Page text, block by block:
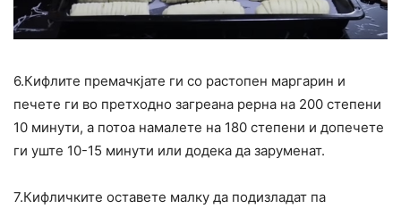
6.Кифлите премачкјате ги со растопен маргарин и
печете ги во претходно загреана рерна на 200 степени
10 минути, а потоа намалете на 180 степени и допечете
ги уште 10-15 минути или додека да заруменат.
7.Кифличките оставете малку да подизладат па